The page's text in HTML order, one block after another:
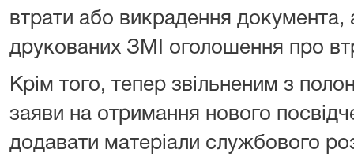
втрати або викрадення документа,
друкованих ЗМІ оголошення про
Крім того, тепер звільненим з
заяви на отримання нового
додавати матеріали службового